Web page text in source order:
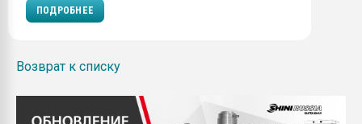
ПОДРОБНЕЕ
Возврат к списку